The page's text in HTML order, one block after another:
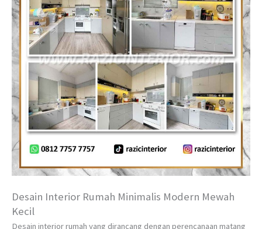
Desain Interior Rumah Minimalis Modern Mewah
Kecil
Desain interior rumah yang dirancang dengan perencanaan matang